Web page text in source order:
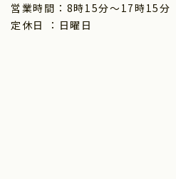
営業時間：8時15分～17時15分
定休日 ：日曜日